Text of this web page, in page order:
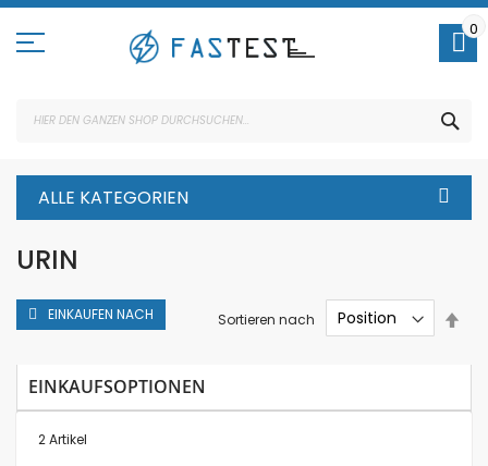
Direkt
Inhalt
0
ALLE KATEGORIEN
URIN
2Artikel
Sortieren nach
EINKAUFEN NACH
EINKAUFSOPTIONEN